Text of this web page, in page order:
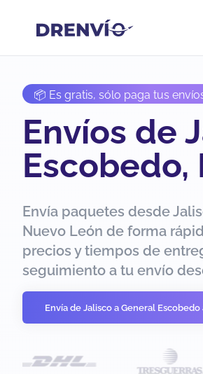
📦 Es gratis, sólo paga tus
Envíos de
Escobedo,
Envía paquetes desde
Nuevo León de forma
precios y tiempos de
seguimiento a tu envío
Envía de Jalisco a General Escobedo